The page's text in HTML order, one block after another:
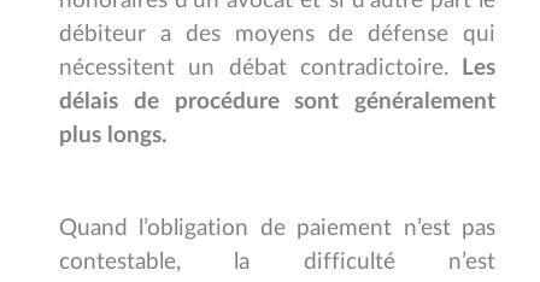
débiteur a des moyens de défense qui
nécessitent un débat contradictoire.
Les
délais de procédure sont généralement
plus longs.
Quand l’obligation de paiement n’est pas
contestable, la difficulté n’est